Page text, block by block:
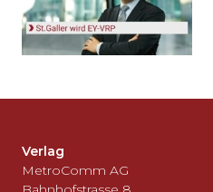
auslassen
und
Verlag
MetroComm AG